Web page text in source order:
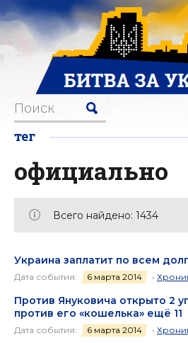
тег
официально
Всего найдено: 1434
Украина заплатит по всем
Дата события: 6 марта 2014 •
Против Януковича открыто 2
против его «кошелька» ещё 11
Дата события: 6 марта 2014 •